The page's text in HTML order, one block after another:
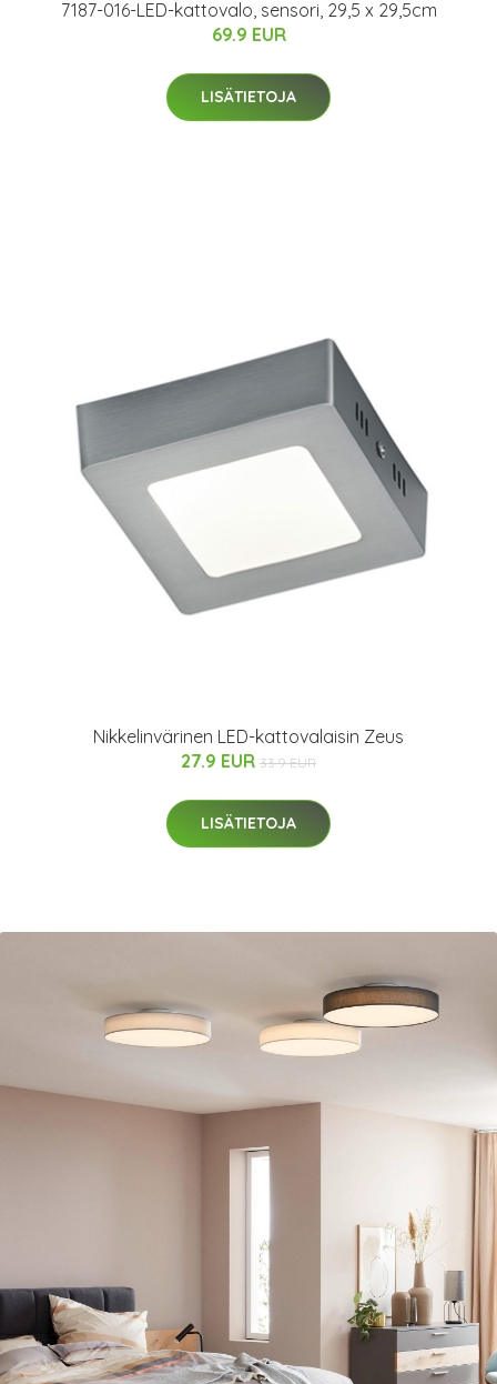
7187-016-LED-kattovalo, sensori, 29,5 x 29,5cm
69.9 EUR
LISÄTIETOJA
Nikkelinvärinen LED-kattovalaisin Zeus
27.9 EUR 33.9 EUR
LISÄTIETOJA